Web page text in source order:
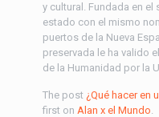
y cultural. Fundada en el
estado con el mismo
puertos de la Nueva
preservada le ha valido
de la Humanidad por la
The post ¿Qué hacer en
first on Alan x el Mundo.